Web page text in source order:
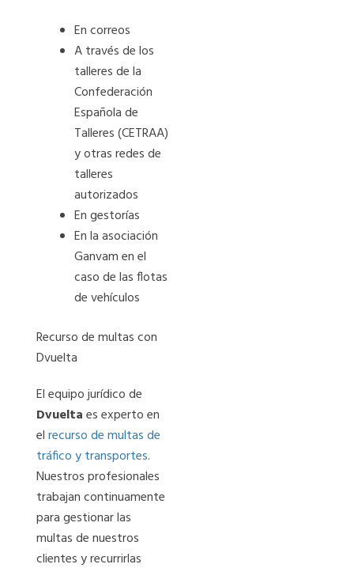
En correos
A través de los
talleres de la
Confederación
Española de
Talleres (CETRAA)
y otras redes de
talleres
autorizados
En gestorías
En la asociación
Ganvam en el
caso de las flotas
de vehículos
Recurso de multas con
Dvuelta
El equipo jurídico de
Dvueltaes experto en
elrecurso de multas de
tráfico y transportes.
Nuestros profesionales
trabajan continuamente
para gestionar las
multas de nuestros
clientes y recurrirlas